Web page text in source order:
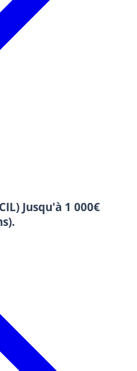
Jusqu'à 1 000€